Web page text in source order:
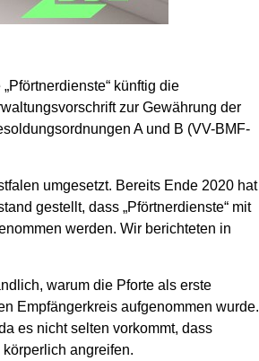
künftig die
zur Gewährung der
A und B (VV-BMF-
umgesetzt. Bereits Ende 2020 hat
gestellt, dass „Pförtnerdienste“ mit
werden. Wir berichteten in
warum die Pforte als erste
Empfängerkreis aufgenommen wurde.
es nicht selten vorkommt, dass
angreifen.